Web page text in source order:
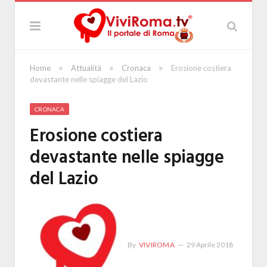
Home » Attualità » Cronaca »
Erosione costiera
devastante nelle spiagge del Lazio
CRONACA
Erosione costiera
devastante nelle spiagge
del Lazio
By VIVIROMA 29 Aprile 2018